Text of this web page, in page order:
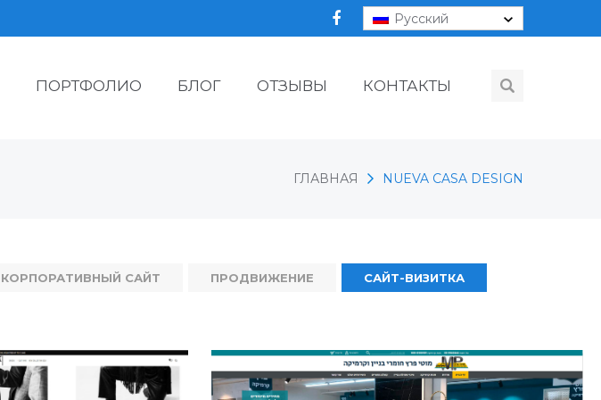
Русский
ПОРТФОЛИО БЛОГ ОТЗЫВЫ КОНТАКТЫ
ГЛАВНАЯ NUEVA CASA DESIGN
КОРПОРАТИВНЫЙ САЙТ ПРОДВИЖЕНИЕ САЙТ-ВИЗИТКА